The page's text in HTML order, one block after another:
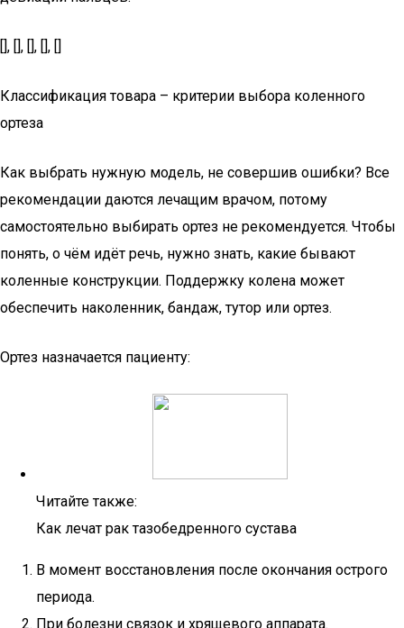
[], [], [], [], []
Классификация товара – критерии выбора коленного
ортеза
Как выбрать нужную модель, не совершив ошибки? Все
рекомендации даются лечащим врачом, потому
самостоятельно выбирать ортез не рекомендуется. Чтобы
понять, о чём идёт речь, нужно знать, какие бывают
коленные конструкции. Поддержку колена может
обеспечить наколенник, бандаж, тутор или ортез.
Ортез назначается пациенту:
Читайте также:
Как лечат рак тазобедренного сустава
В момент восстановления после окончания острого
периода.
При болезни связок и хрящевого аппарата.